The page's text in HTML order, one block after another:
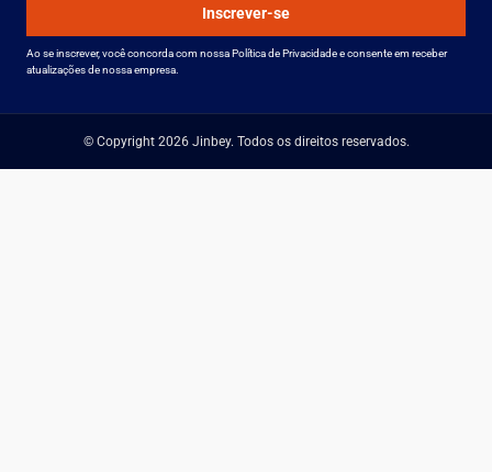
Inscrever-se
Ao se inscrever, você concorda com nossa Política de Privacidade e consente em receber
atualizações de nossa empresa.
© Copyright 2026 Jinbey. Todos os direitos reservados.